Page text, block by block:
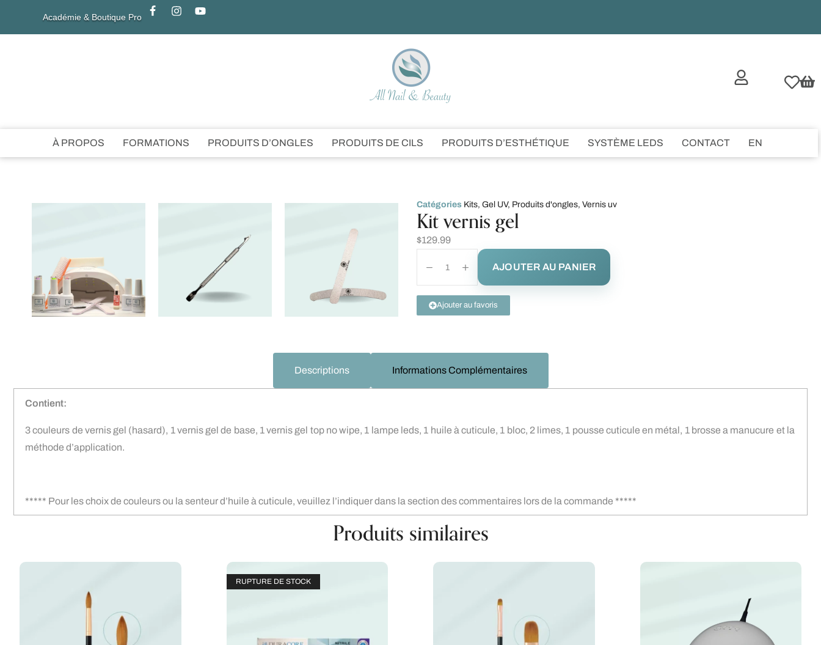
Académie & Boutique Pro
À PROPOS FORMATIONS PRODUITS D’ONGLES PRODUITS DE CILS PRODUITS D’ESTHÉTIQUE SYSTÈME LEDS CONTACT EN
Catégories Kits, Gel UV, Produits d'ongles, Vernis uv
Kit vernis gel
$129.99
AJOUTER AU PANIER
Ajouter au favoris
Descriptions Informations Complémentaires
Contient:
3 couleurs de vernis gel (hasard), 1 vernis gel de base, 1 vernis gel top no wipe, 1 lampe leds, 1 huile à cuticule, 1 bloc, 2 limes, 1 pousse cuticule en métal, 1 brosse a manucure et la
méthode d’application.
***** Pour les choix de couleurs ou la senteur d’huile à cuticule, veuillez l’indiquer dans la section des commentaires lors de la commande *****
Produits similaires
RUPTURE DE STOCK